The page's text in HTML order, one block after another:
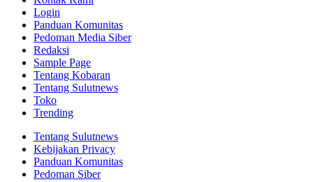
Login
Panduan Komunitas
Pedoman Media Siber
Redaksi
Sample Page
Tentang Kobaran
Tentang Sulutnews
Toko
Trending
Tentang Sulutnews
Kebijakan Privacy
Panduan Komunitas
Pedoman Siber